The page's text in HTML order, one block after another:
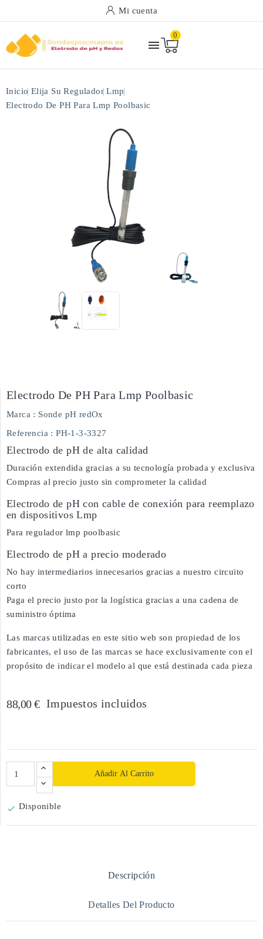
Mi cuenta

0
Inicio Elija Su Regulador Lmp
Electrodo De PH Para Lmp Poolbasic
Electrodo De PH Para Lmp Poolbasic
Marca : Sonde pH redOx
Referencia : PH-1-3-3327
Electrodo de pH de alta calidad
Duración extendida gracias a su tecnología probada y exclusiva
Compras al precio justo sin comprometer la calidad
Electrodo de pH con cable de conexión para reemplazo
en dispositivos Lmp
Para regulador lmp poolbasic
Electrodo de pH a precio moderado
No hay intermediarios innecesarios gracias a nuestro circuito
corto
Paga el precio justo por la logística gracias a una cadena de
suministro óptima
Las marcas utilizadas en este sitio web son propiedad de los
fabricantes, el uso de las marcas se hace exclusivamente con el
propósito de indicar el modelo al que está destinada cada pieza
88,00 € Impuestos incluidos
Añadir Al Carrito
 Disponible
Descripción
Detalles Del Producto